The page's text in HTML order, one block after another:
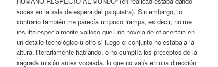
voces en la sala de espera del psiquiatra). Sin embargo, lo
contrario también me parecía un poco trampa, es decir, no me
resulta especialmente valioso que una novela de cf acertara en
un detalle tecnológico u otro si luego el conjunto no estaba a la
altura, literariamente hablando, o no cumplía los preceptos de la
sagrada misión antes voceada, lo que no valía en una dirección